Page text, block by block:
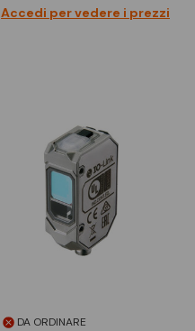
Accedi per vedere i prezzi
DA ORDINARE